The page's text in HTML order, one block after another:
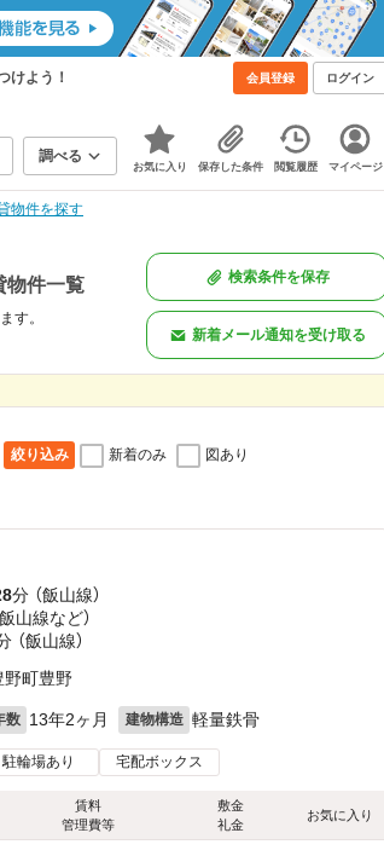
けよう！ 会員登録 ログイン
調べる
お気に入り 保存した条件 閲覧履歴 マイページ
物件を探す
物件一覧
す。
検索条件を保存
新着メール通知を受け取る
絞り込み 新着のみ 図あり
分 （飯山線）
山線など）
（飯山線）
野町豊野
数 13年2ヶ月 建物構造 軽量鉄骨
駐輪場あり 宅配ボックス
賃料
管理費等
敷金
礼金
お気に入り